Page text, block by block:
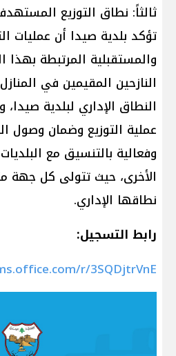
ثالثاً: نطاق التوزيع
تؤكد بلدية صيدا أن عمليات
والمستقبلية المرتبطة بهذا
النازحين المقيمين في
النطاق الإداري لبلدية
عملية التوزيع وضمان وصول
وفعالية بالتنسيق مع
الأخرى، حيث تتولى كل جهة
نطاقها الإداري.
رابط التسجيل:
r/3SQDjtrVnE